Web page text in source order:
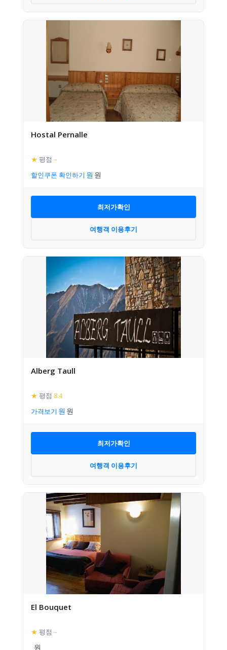
Hostal Pernalle
★ 평점 –
할인쿠폰 확인하기
최저가확인
여행객 이용후기
Alberg Taull
★ 평점 8.4
가격보기
최저가확인
여행객 이용후기
El Bouquet
★ 평점 –